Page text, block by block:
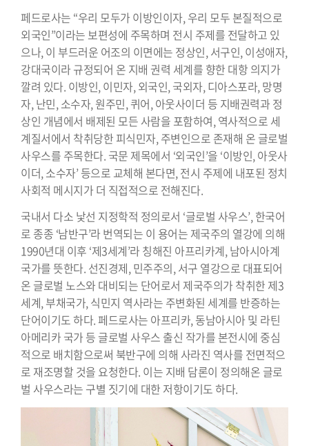
페드로사는 “우리 모두가 이방인이자, 우리 모두 본질적으로
외국인”이라는 보편성에 주목하며 전시 주제를 전달하고 있
으나, 이 부드러운 어조의 이면에는 정상인, 서구인, 이성애자,
강대국이라 규정되어 온 지배 권력 세계를 향한 대항 의지가
깔려 있다. 이방인, 이민자, 외국인, 국외자, 디아스포라, 망명
자, 난민, 소수자, 원주민, 퀴어, 아웃사이더 등 지배권력과 정
상인 개념에서 배제된 모든 사람을 포함하여, 역사적으로 세
계질서에서 착취당한 피식민자, 주변인으로 존재해 온 글로벌
사우스를 주목한다. 국문 제목에서 ‘외국인’을 ‘이방인, 아웃사
이더, 소수자’ 등으로 교체해 본다면, 전시 주제에 내포된 정치
사회적 메시지가 더 직접적으로 전해진다.
국내서 다소 낯선 지정학적 정의로서 ‘글로벌 사우스’, 한국어
로 종종 ‘남반구’라 번역되는 이 용어는 제국주의 열강에 의해
1990년대 이후 ‘제3세계’라 칭해진 아프리카계, 남아시아계
국가를 뜻한다. 선진경제, 민주주의, 서구 열강으로 대표되어
온 글로벌 노스와 대비되는 단어로서 제국주의가 착취한 제3
세계, 부채국가, 식민지 역사라는 주변화된 세계를 반증하는
단어이기도 하다. 페드로사는 아프리카, 동남아시아 및 라틴
아메리카 국가 등 글로벌 사우스 출신 작가를 본전시에 중심
적으로 배치함으로써 북반구에 의해 사라진 역사를 전면적으
로 재조명할 것을 요청한다. 이는 지배 담론이 정의해온 글로
벌 사우스라는 구별 짓기에 대한 저항이기도 하다.